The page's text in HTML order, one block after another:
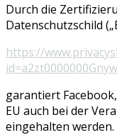
Durch die
Datenschutzschild
https://
garantiert
EU auch bei der
eingehalten werden.